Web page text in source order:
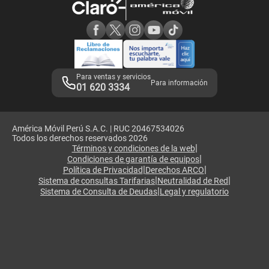
Adquirientes iPhone 6, 6S y SE
Mensaje de Seguridad
Términos y Condiciones de Tienda Claro
Libro de Reclamaciones
Legales de marketplace
Para ventas y servicios
01 620 3334 Para información
América Móvil Perú S.A.C. | RUC 20467534026
Todos los derechos reservados 2026
Términos y condiciones de la web|
Condiciones de garantía de equipos|
Política de Privacidad|Derechos ARCO|
Sistema de consultas Tarifarias|Neutralidad de Red|
Sistema de Consulta de Deudas|Legal y regulatorio